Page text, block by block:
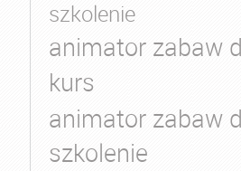
szkolenie
animator zabaw
kurs
animator zabaw
szkolenie